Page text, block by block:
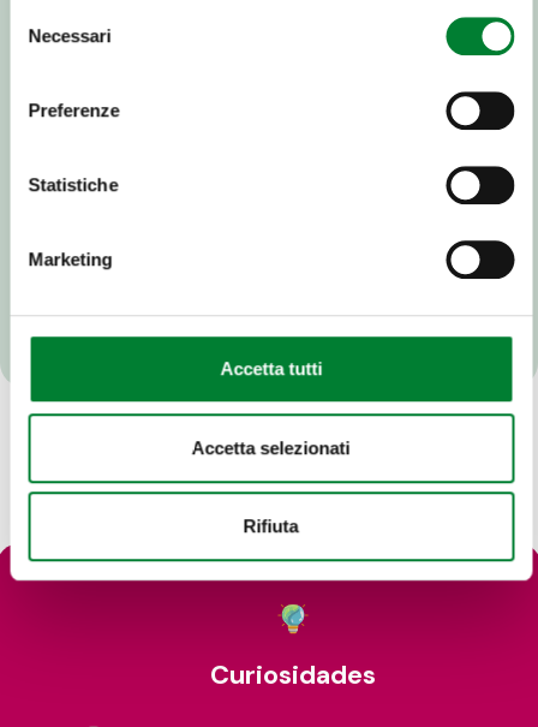
delNecessari
Preferenze
Statistiche
Marketing
Accetta tutti
Accetta selezionati
Rifiuta
Curiosidades